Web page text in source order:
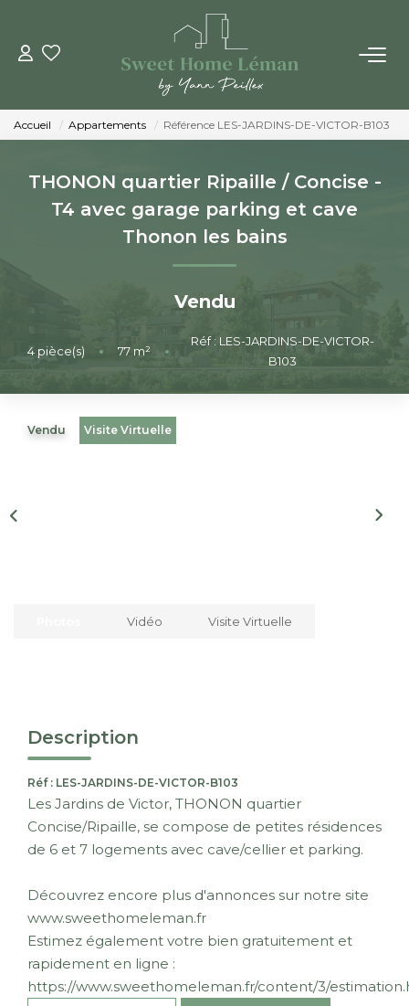
ACHETER
PROGRAMMES NEUFS
ESTIMER EN LIGNE
LES AGENCES
Qui Sommes-Nous
Nous Rejoindre
Accueil Appartements Référence LES-JARDINS-DE-VICTOR-B103
THONON quartier Ripaille / Concise -
T4 avec garage parking et cave
Thonon les bains
Vendu
4 pièce(s) • 77 m² •
Réf : LES-JARDINS-DE-VICTOR-
B103
Vendu Visite Virtuelle
Vidéo Visite Virtuelle
Description
Réf : LES-JARDINS-DE-VICTOR-B103
Les Jardins de Victor, THONON quartier
Concise/Ripaille, se compose de petites résidences
de 6 et 7 logements avec cave/cellier et parking.
Découvrez encore plus d'annonces sur notre site
www.sweethomeleman.fr
Estimez également votre bien gratuitement et
rapidement en ligne :
https://www.sweethomeleman.fr/content/3/